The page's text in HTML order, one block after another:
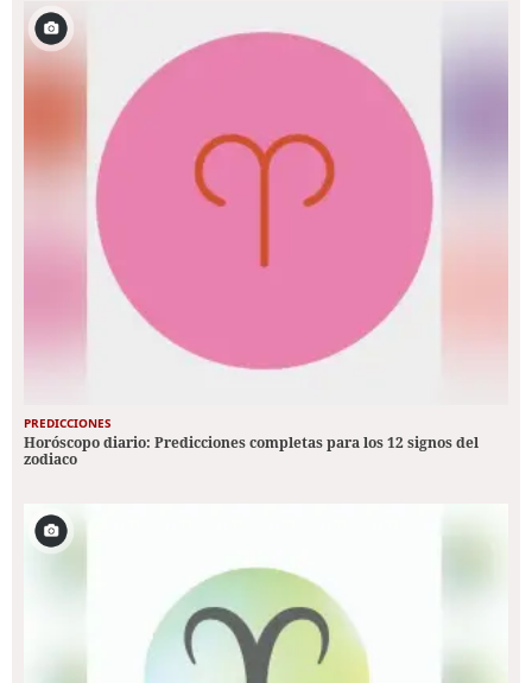
PREDICCIONES
Horóscopo diario: Predicciones completas para los 12 signos del
zodiaco